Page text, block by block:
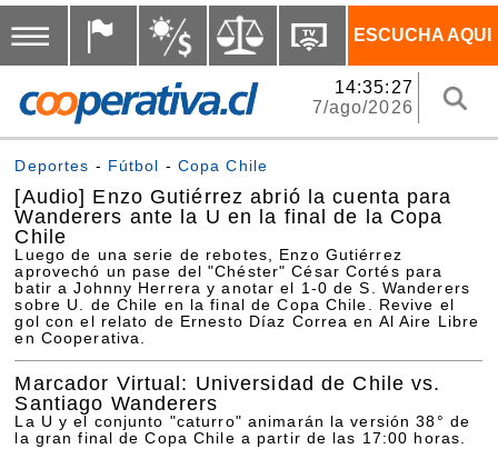
ESCUCHA AQUI
14:35:27
7/ago/2026
Deportes - Fútbol - Copa Chile
[Audio] Enzo Gutiérrez abrió la cuenta para
Wanderers ante la U en la final de la Copa
Chile
Luego de una serie de rebotes, Enzo Gutiérrez
aprovechó un pase del "Chéster" César Cortés para
batir a Johnny Herrera y anotar el 1-0 de S. Wanderers
sobre U. de Chile en la final de Copa Chile. Revive el
gol con el relato de Ernesto Díaz Correa en Al Aire Libre
en Cooperativa.
Marcador Virtual: Universidad de Chile vs.
Santiago Wanderers
La U y el conjunto "caturro" animarán la versión 38° de
la gran final de Copa Chile a partir de las 17:00 horas.